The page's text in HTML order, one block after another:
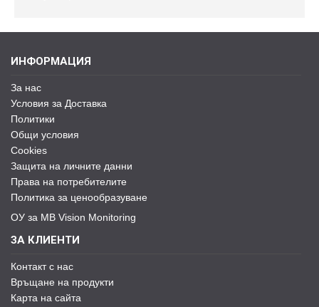
ИНФОРМАЦИЯ
За нас
Условия за Доставка
Политики
Общи условия
Cookies
Защита на личните данни
Права на потребителите
Политика за ценообразуване
ОУ за MB Vision Monitoring
ЗА КЛИЕНТИ
Контакт с нас
Връщане на продукти
Карта на сайта